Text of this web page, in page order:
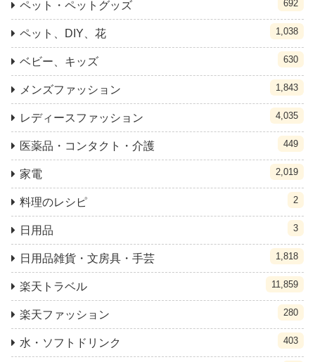
ペット・ペットグッズ 692
ペット、DIY、花 1,038
ベビー、キッズ 630
メンズファッション 1,843
レディースファッション 4,035
医薬品・コンタクト・介護 449
家電 2,019
料理のレシピ 2
日用品 3
日用品雑貨・文房具・手芸 1,818
楽天トラベル 11,859
楽天ファッション 280
水・ソフトドリンク 403